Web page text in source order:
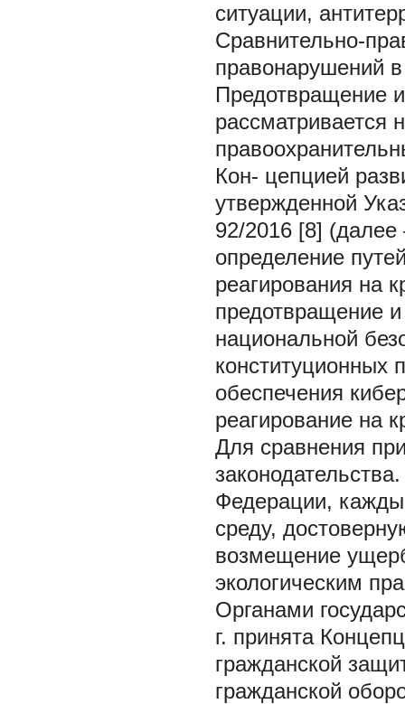
ситуации,
Сравнительно-
правонарушений
Предотвращение
рассматривается
Кон- цепцией
утвержденной
92/2016 [8]
определение
реагирования на
предотвращение
национальной
конституционных
обеспечения
реагирование на
Для сравнения
Федерации,
среду,
возмещение
экологическим
Органами
г. принята
гражданской
гражданской